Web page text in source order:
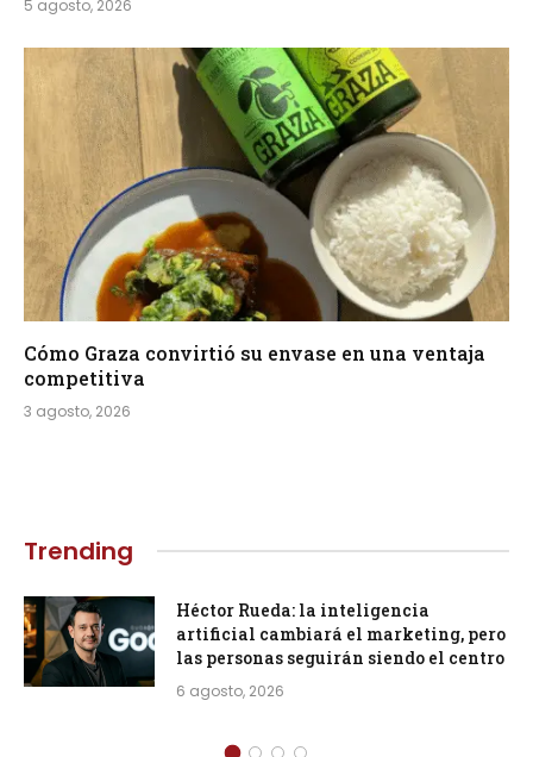
5 agosto, 2026
Cómo Graza convirtió su envase en una ventaja
competitiva
3 agosto, 2026
Trending
Héctor Rueda: la inteligencia
artificial cambiará el marketing, pero
las personas seguirán siendo el centro
6 agosto, 2026